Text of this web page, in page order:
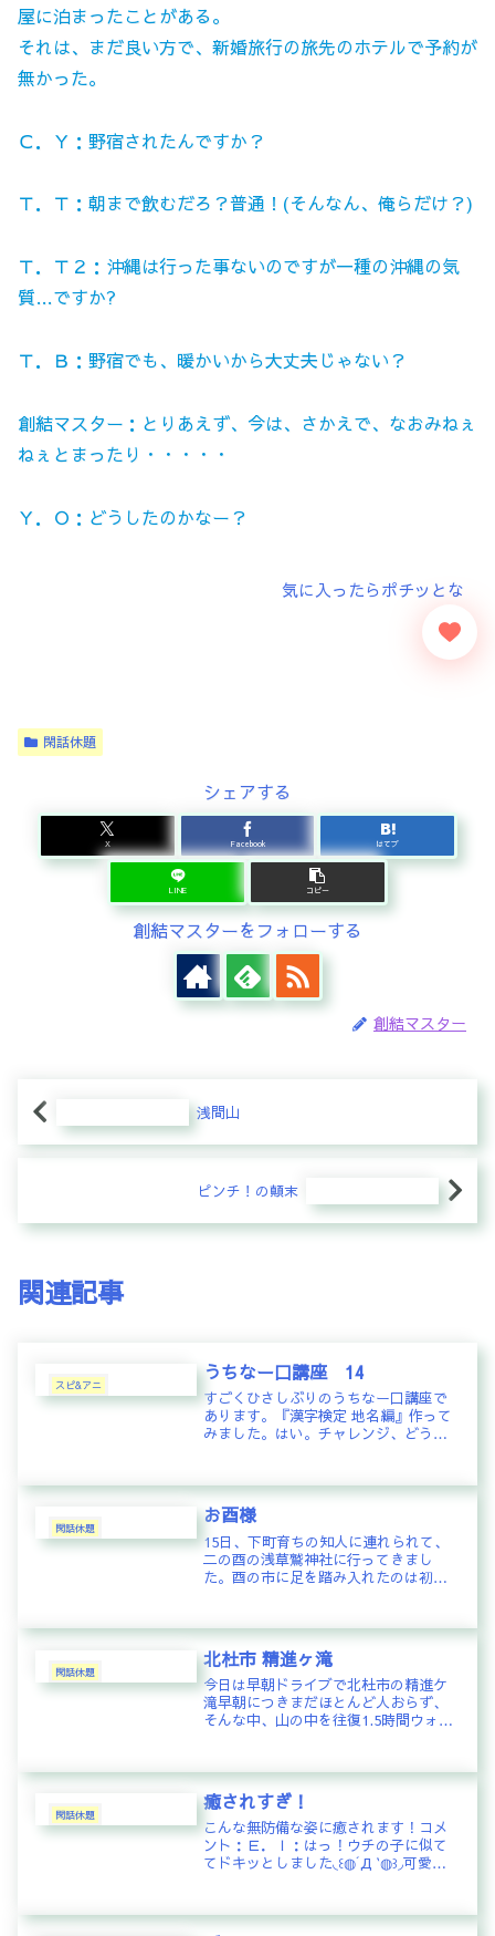
屋に泊まったことがある。
それは、まだ良い方で、新婚旅行の旅先のホテルで予約が
無かった。
Ｃ．Ｙ：野宿されたんですか？
Ｔ．Ｔ：朝まで飲むだろ？普通！(そんなん、俺らだけ？)
Ｔ．Ｔ２：沖縄は行った事ないのですが一種の沖縄の気
質…ですか?
Ｔ．Ｂ：野宿でも、暖かいから大丈夫じゃない？
創結マスター：とりあえず、今は、さかえで、なおみねぇ
ねぇとまったり・・・・・
Ｙ．Ｏ：どうしたのかなー？
閑話休題
シェアする
X Facebook はてブ
LINE コピー
創結マスターをフォローする
創結マスター
浅間山
ピンチ！の顛末
関連記事
スピ&アニ
うちなー口講座 14
すごくひさしぶりのうちなー口講座で
あります。『漢字検定 地名編』作って
みました。はい。チャレンジ、どうぞ
3.かんQ2：南風原1.はえばる 2.なふば
る 3.なぷうは...
閑話休題
お酉様
15日、下町育ちの知人に連れられて、
二の酉の浅草鷲神社に行ってきまし
た。酉の市に足を踏み入れたのは初め
かの賑わいでした。参拝するのでなけ
ればと、長蛇の列には並ばず、脇道か
ら...
閑話休題
北杜市 精進ヶ滝
今日は早朝ドライブで北杜市の精進ケ
滝早朝につきまだほとんど人おらず、
そんな中、山の中を往復1.5時間ウォー
しました〜コメント：Ｙ．Ｏ：良いと
ころですねー♪♪
閑話休題
癒されすぎ！
こんな無防備な姿に癒されます！コメ
ント：Ｅ．Ｉ：はっ！ウチの子に似て
てドキッとしました◟꒰◍´Д‵◍꒱◞可愛い